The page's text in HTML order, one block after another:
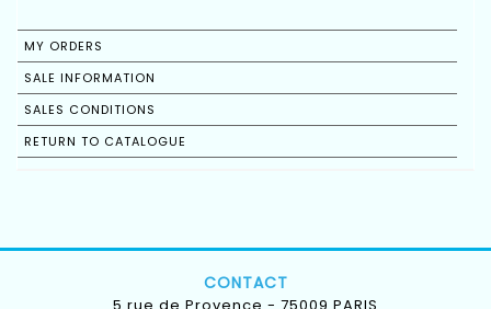
MY ORDERS
SALE INFORMATION
SALES CONDITIONS
RETURN TO CATALOGUE
CONTACT